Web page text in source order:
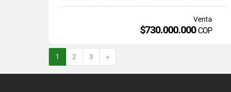
Venta
$730.000.000 COP
1 2 3 »